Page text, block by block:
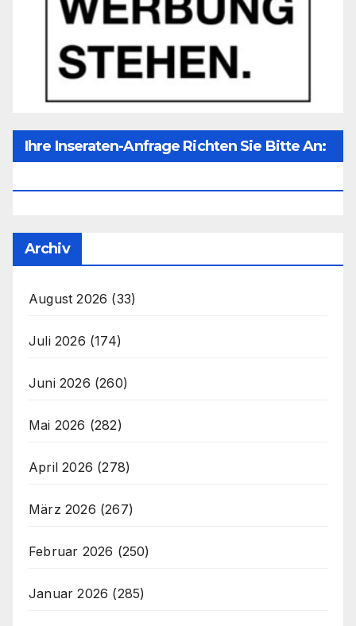
Ihre Inseraten-Anfrage Richten Sie Bitte An:
Archiv
August 2026 (33)
Juli 2026 (174)
Juni 2026 (260)
Mai 2026 (282)
April 2026 (278)
März 2026 (267)
Februar 2026 (250)
Januar 2026 (285)